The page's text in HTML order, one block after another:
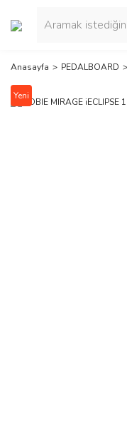
Anasayfa PEDALBOARD
Yeni